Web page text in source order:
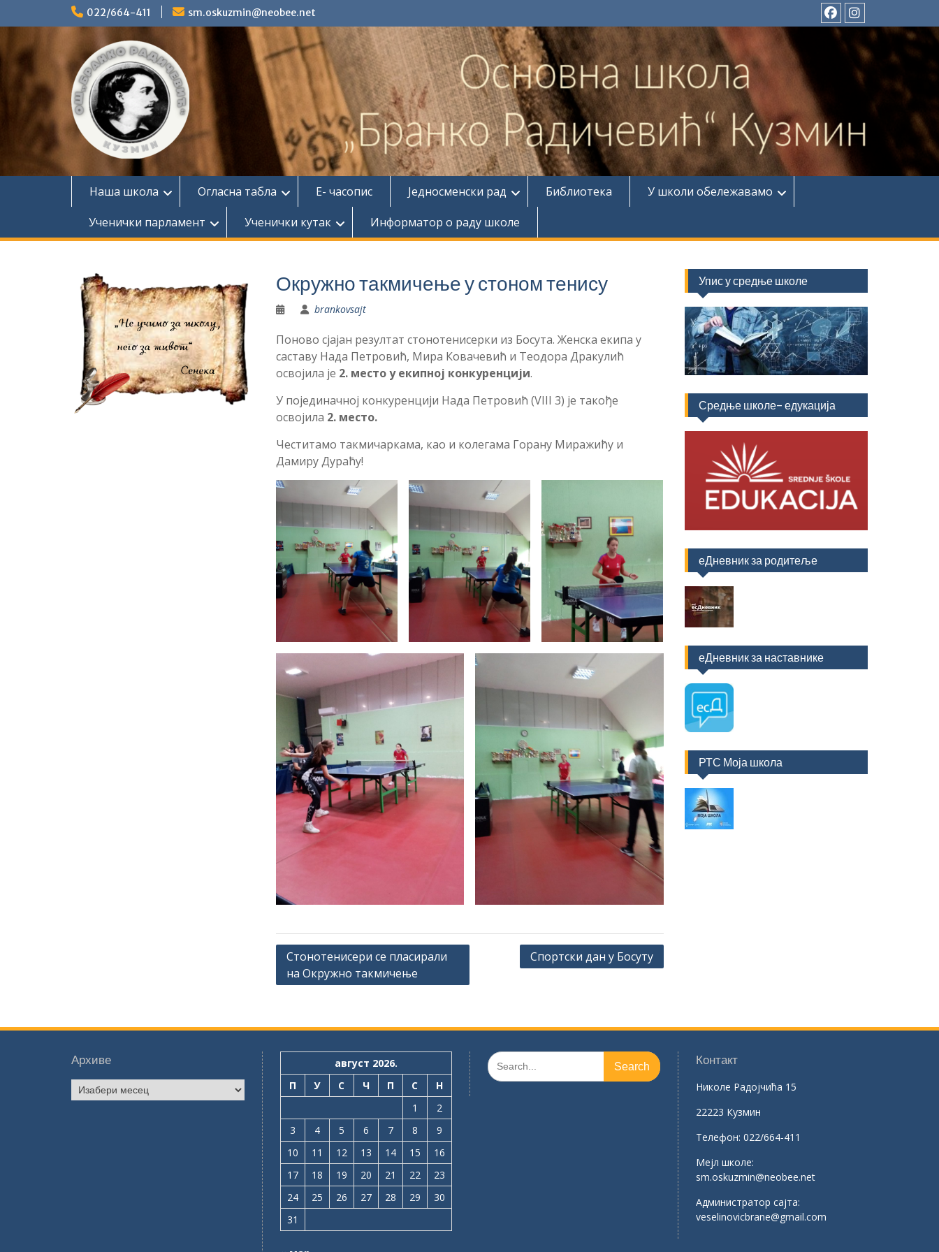
022/664-411
sm.oskuzmin@neobee.net
ФејсбукИнстаграм
Наша школа Огласна табла Е- часопис Једносменски рад Библиотека
У школи обележавамо
Ученички парламент
Ученички кутак Информатор о раду школе
Окружно такмичење у стоном тенису
brankovsajt
Поново сјајан резултат стонотенисерки из Босута. Женска екипа у
саставу Нада Петровић, Мира Ковачевић и Теодора Дракулић
освојила је 2. место у екипној конкуренцији.
У појединачној конкуренцији Нада Петровић (VIII 3) је такође
освојила 2. место.
Честитамо такмичаркама, као и колегама Горану Миражићу и
Дамиру Дураћу!
Кретање
чланка
Стонотенисери се пласирали
на Окружно такмичење
Спортски дан у Босуту
Упис у средње школе
Средње школе- едукација
еДневник за родитеље
еДневник за наставнике
РТС Моја школа
Архиве
Архиве
август 2026.
П
У С Ч П С
Н
1
2
3
4 5 6 7 8
9
10
11 12 13 14 15
16
17
18 19 20 21 22
23
24
25 26 27 28 29
30
31
Search
for:
Контакт
Николе Радојчића 15
22223 Кузмин
Телефон: 022/664-411
Mејл школе:
sm.oskuzmin@neobee.net
Aдминистратор сајта:
veselinovicbrane@gmail.com